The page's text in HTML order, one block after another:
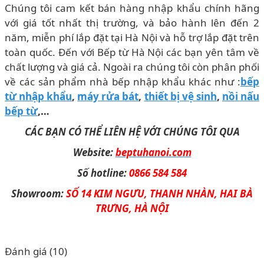
Chúng tôi cam kết bán hàng nhập khẩu chính hãng
với giá tốt nhất thị trường, và bảo hành lên đến 2
năm, miễn phí lắp đặt tại Hà Nội và hỗ trợ lắp đặt trên
toàn quốc. Đến với Bếp từ Hà Nội các bạn yên tâm về
chất lượng và giá cả. Ngoài ra chúng tôi còn phân phối
về các sản phẩm nhà bếp nhập khẩu khác như :bếp
từ nhập khẩu, máy rửa bát, thiết bị vệ sinh, nồi nấu
bếp từ,…
CÁC BẠN CÓ THỂ LIÊN HỆ VỚI CHÚNG TÔI QUA
Website:beptuhanoi.com
Số hotline:0866 584 584
Showroom:SỐ 14 KIM NGƯU, THANH NHÀN, HAI BÀ
TRƯNG, HÀ NỘI
Đánh giá (10)